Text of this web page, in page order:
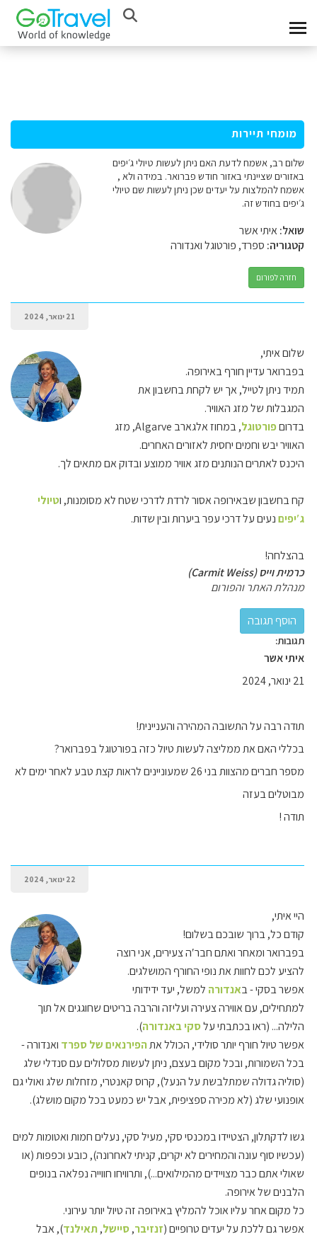
מומחי תיירות
שלום רב, אשמח לדעת האם ניתן לעשות טיולי ג׳יפים
באזורים שציינתי באזור חודש פברואר. במידה ולא ,
אשמח להמלצות על יעדים שכן ניתן לעשות שם טיולי
ג׳יפים בחודש זה.
שואל:איתי אשר
קטגוריה: ספרד, פורטוגל ואנדורה
חזרה לפורום
21 ינואר, 2024
שלום איתי,
בפברואר עדיין חורף באירופה.
תמיד ניתן לטייל, אך יש לקחת בחשבון את
המגבלות של מזג האוויר.
בדרוםפורטוגל
, במחוז אלגארב Algarve, מזג
האוויר יבש וחמים יחסית לאזורים האחרים.
היכנס לאתרים הנותנים מזג אוויר ממוצע ובדוק אם מתאים לך.
קח בחשבון שבאירופה אסור לרדת לדרכי שטח לא מסומנות, וטיולי
ג′יפיםנעים על דרכי עפר ביערות ובין שדות.
בהצלחה!
כרמית וייס (Carmit Weiss)
מנהלת האתר והפורום
תגובות:
איתי אשר
21 ינואר, 2024
תודה רבה על התשובה המהירה והעניינית!
בכללי האם את ממליצה לעשות טיול כזה בפורטוגל בפברואר?
מספר חברים מהצוות בני 26 שמעוניינים לראות קצת טבע לאחר ימים לא
מבוטלים בעזה
תודה !
22 ינואר, 2024
היי איתי,
קודם כל, ברוך שובכם בשלום!
בפברואר ומאחר ואתם חבר′ה צעירים, אני רוצה
להציע לכם לחוות את נופי החורף המושלגים.
אפשר בסקי - באנדורה למשל, יעד ידידותי
למתחילים, עם אווירה צעירה ועליזה והרבה בריטים שחוגגים אל תוך
הלילה... (ראו בכתבתי עלסקי באנדורה).
אפשר טיול חורף יותר סולידי, הכולל אתהפירנאים של ספרד ואנדורה -
בכל השמורות, ובכל מקום בעצם, ניתן לעשות מסלולים עם סנדלי שלג
(סוליה גדולה שמתלבשת על הנעל), קרוס קאנטרי, מזחלות שלג ואולי גם
אופנועי שלג (לא מכירה ספציפית, אבל יש כמעט בכל מקום מושלג).
גשו לדקתלון, הצטיידו במכנסי סקי, מעיל סקי, נעלים חמות ואטומות למים
(עכשיו סוף עונה והמחירים לא יקרים, קניתי לאחרונה), כובע וכפפות (או
שאולי אתם כבר מצויידים מהמילואים...), ותרוויחו חווייה נפלאה בנופים
הלבנים של אירופה.
כל מקום אחר עליו אוכל להמליץ באירופה זה טיול יותר עירוני.
אפשר גם ללכת על יעדים טרופיים (זנזיבר,סיישל,תאילנד), אבל